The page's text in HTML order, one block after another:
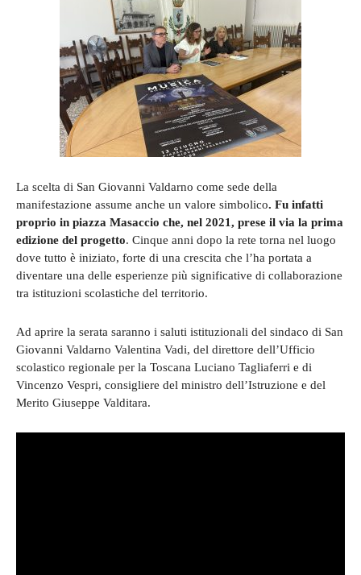
La scelta di San Giovanni Valdarno come sede della
manifestazione assume anche un valore simbolico. Fu infatti
proprio in piazza Masaccio che, nel 2021, prese il via la prima
edizione del progetto. Cinque anni dopo la rete torna nel luogo
dove tutto è iniziato, forte di una crescita che l’ha portata a
diventare una delle esperienze più significative di collaborazione
tra istituzioni scolastiche del territorio.
Ad aprire la serata saranno i saluti istituzionali del sindaco di San
Giovanni Valdarno Valentina Vadi, del direttore dell’Ufficio
scolastico regionale per la Toscana Luciano Tagliaferri e di
Vincenzo Vespri, consigliere del ministro dell’Istruzione e del
Merito Giuseppe Valditara.